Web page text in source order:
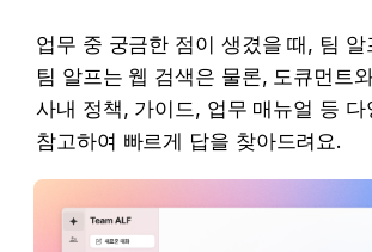
팀 알프는 웹 검색은 물론, 도큐먼트
사내 정책, 가이드, 업무 매뉴얼 등 다
참고하여 빠르게 답을 찾아드려요.